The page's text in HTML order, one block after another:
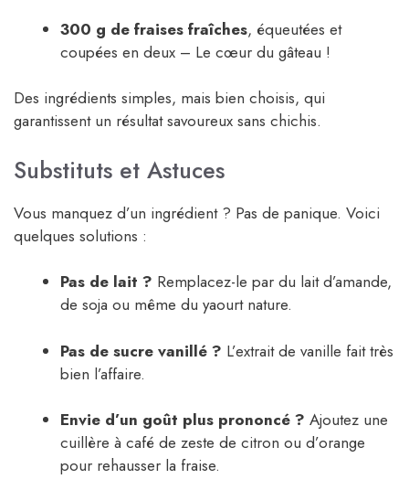
300 g de fraises fraîches, équeutées et
coupées en deux – Le cœur du gâteau !
Des ingrédients simples, mais bien choisis, qui
garantissent un résultat savoureux sans chichis.
Substituts et Astuces
Vous manquez d’un ingrédient ? Pas de panique. Voici
quelques solutions :
Pas de lait ? Remplacez-le par du lait d’amande,
de soja ou même du yaourt nature.
Pas de sucre vanillé ? L’extrait de vanille fait très
bien l’affaire.
Envie d’un goût plus prononcé ? Ajoutez une
cuillère à café de zeste de citron ou d’orange
pour rehausser la fraise.